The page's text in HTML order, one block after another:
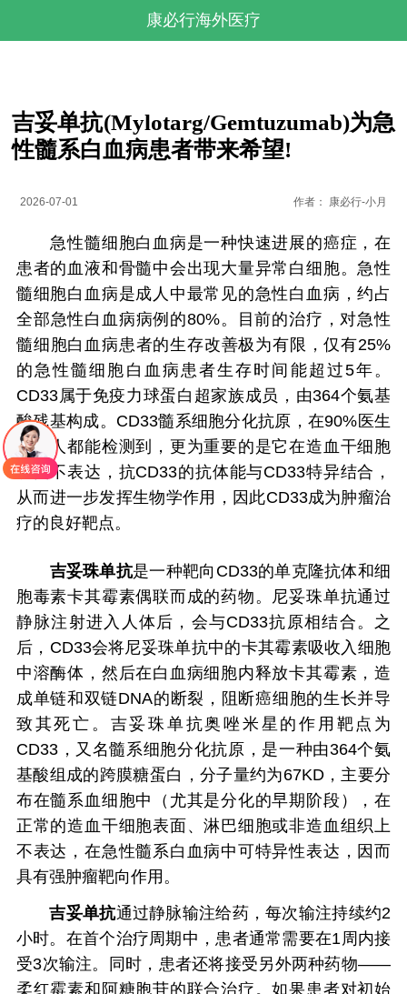
康必行海外医疗
吉妥单抗(Mylotarg/Gemtuzumab)为急
性髓系白血病患者带来希望!
2026-07-01 作者： 康必行-小月
急性髓细胞白血病是一种快速进展的癌症，在
患者的血液和骨髓中会出现大量异常白细胞。急性
髓细胞白血病是成人中最常见的急性白血病，约占
全部急性白血病病例的80%。目前的治疗，对急性
髓细胞白血病患者的生存改善极为有限，仅有25%
的急性髓细胞白血病患者生存时间能超过5年。
CD33属于免疫力球蛋白超家族成员，由364个氨基
酸残基构成。CD33髓系细胞分化抗原，在90%医生
的病人都能检测到，更为重要的是它在造血干细胞
表面不表达，抗CD33的抗体能与CD33特异结合，
从而进一步发挥生物学作用，因此CD33成为肿瘤治
疗的良好靶点。
吉妥珠单抗是一种靶向CD33的单克隆抗体和细
胞毒素卡其霉素偶联而成的药物。尼妥珠单抗通过
静脉注射进入人体后，会与CD33抗原相结合。之
后，CD33会将尼妥珠单抗中的卡其霉素吸收入细胞
中溶酶体，然后在白血病细胞内释放卡其霉素，造
成单链和双链DNA的断裂，阻断癌细胞的生长并导
致其死亡。吉妥珠单抗奥唑米星的作用靶点为
CD33，又名髓系细胞分化抗原，是一种由364个氨
基酸组成的跨膜糖蛋白，分子量约为67KD，主要分
布在髓系血细胞中（尤其是分化的早期阶段），在
正常的造血干细胞表面、淋巴细胞或非造血组织上
不表达，在急性髓系白血病中可特异性表达，因而
具有强肿瘤靶向作用。
吉妥单抗通过静脉输注给药，每次输注持续约2
小时。在首个治疗周期中，患者通常需要在1周内接
受3次输注。同时，患者还将接受另外两种药物——
柔红霉素和阿糖胞苷的联合治疗。如果患者对初始